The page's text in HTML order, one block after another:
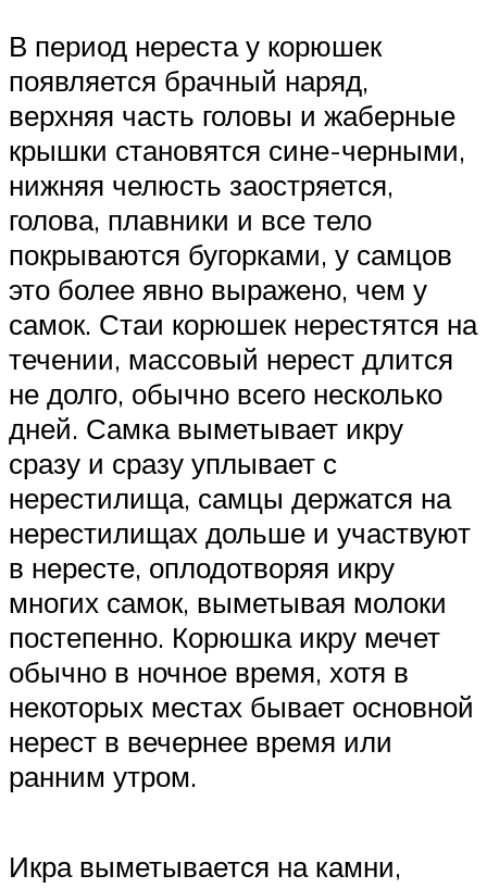
В период нереста у корюшек
появляется брачный наряд,
верхняя часть головы и жаберные
крышки становятся сине-черными,
нижняя челюсть заостряется,
голова, плавники и все тело
покрываются бугорками, у самцов
это более явно выражено, чем у
самок. Стаи корюшек нерестятся на
течении, массовый нерест длится
не долго, обычно всего несколько
дней. Самка выметывает икру
сразу и сразу уплывает с
нерестилища, самцы держатся на
нерестилищах дольше и участвуют
в нересте, оплодотворяя икру
многих самок, выметывая молоки
постепенно. Корюшка икру мечет
обычно в ночное время, хотя в
некоторых местах бывает основной
нерест в вечернее время или
ранним утром.
Икра выметывается на камни,